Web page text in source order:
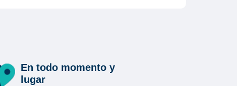
En todo momento y
lugar